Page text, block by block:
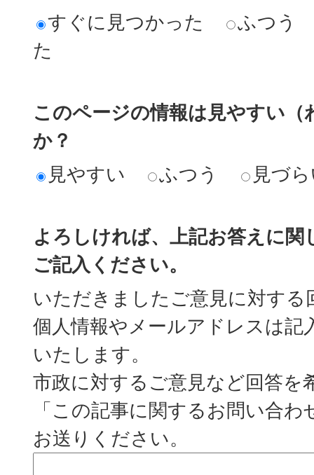
すぐに見つかった
ふつう
た
このページの情報は見やすい
か？
見やすい
ふつう 見づ
よろしければ、上記お答えに関
ご記入ください。
いただきましたご意見に対する
個人情報やメールアドレスは記
いたします。
市政に対するご意見など回答を
「この記事に関するお問い合
お送りください。